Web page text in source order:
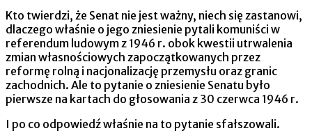
Kto twierdzi, że Senat nie jest ważny, niech się zastanowi,
dlaczego właśnie o jego zniesienie pytali komuniści w
referendum ludowym z 1946 r. obok kwestii utrwalenia
zmian własnościowych zapoczątkowanych przez
reformę rolną i nacjonalizację przemysłu oraz granic
zachodnich. Ale to pytanie o zniesienie Senatu było
pierwsze na kartach do głosowania z 30 czerwca 1946 r.
I po co odpowiedź właśnie na to pytanie sfałszowali.